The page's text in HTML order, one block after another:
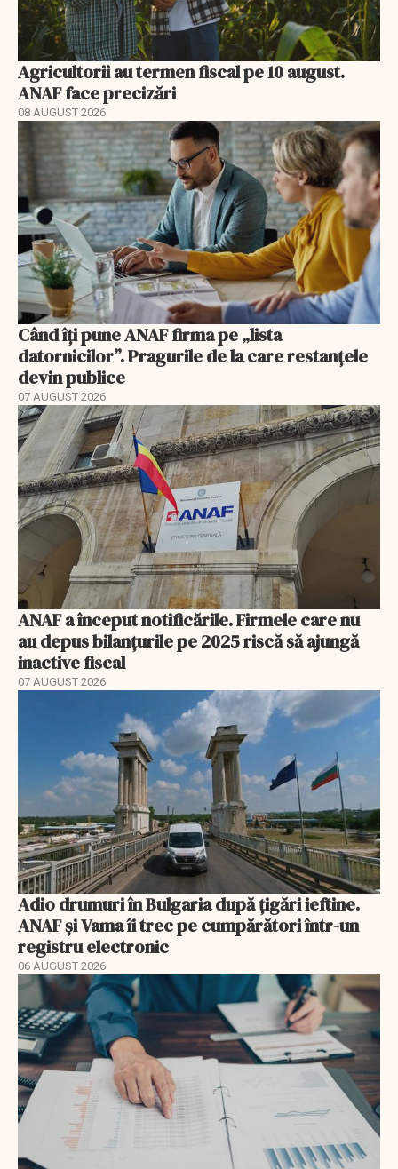
Agricultorii au termen fiscal pe 10 august.
ANAF face precizări
08 AUGUST 2026
Când îți pune ANAF firma pe „lista
datornicilor”. Pragurile de la care restanțele
devin publice
07 AUGUST 2026
ANAF a început notificările. Firmele care nu
au depus bilanțurile pe 2025 riscă să ajungă
inactive fiscal
07 AUGUST 2026
Adio drumuri în Bulgaria după țigări ieftine.
ANAF și Vama îi trec pe cumpărători într-un
registru electronic
06 AUGUST 2026